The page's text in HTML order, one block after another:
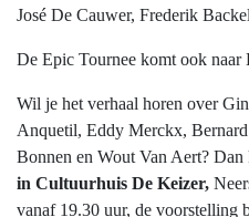
José De Cauwer, Frederik
De Epic Tournee komt ook naar
Wil je het verhaal horen over
Anquetil, Eddy Merckx,
Bonnen en Wout Van Aert? Dan
in Cultuurhuis De Keizer,
vanaf 19.30 uur, de voorstelling